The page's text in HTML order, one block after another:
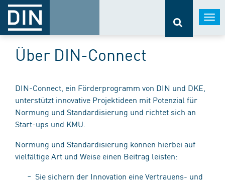
Über DIN-Connect
DIN-Connect, ein Förderprogramm von DIN und DKE,
unterstützt innovative Projektideen mit Potenzial für
Normung und Standardisierung und richtet sich an
Start-ups und KMU.
Normung und Standardisierung können hierbei auf
vielfältige Art und Weise einen Beitrag leisten:
Sie sichern der Innovation eine Vertrauens- und